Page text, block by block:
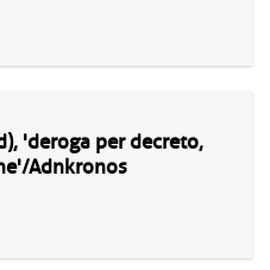
'deroga per decreto,
Adnkronos